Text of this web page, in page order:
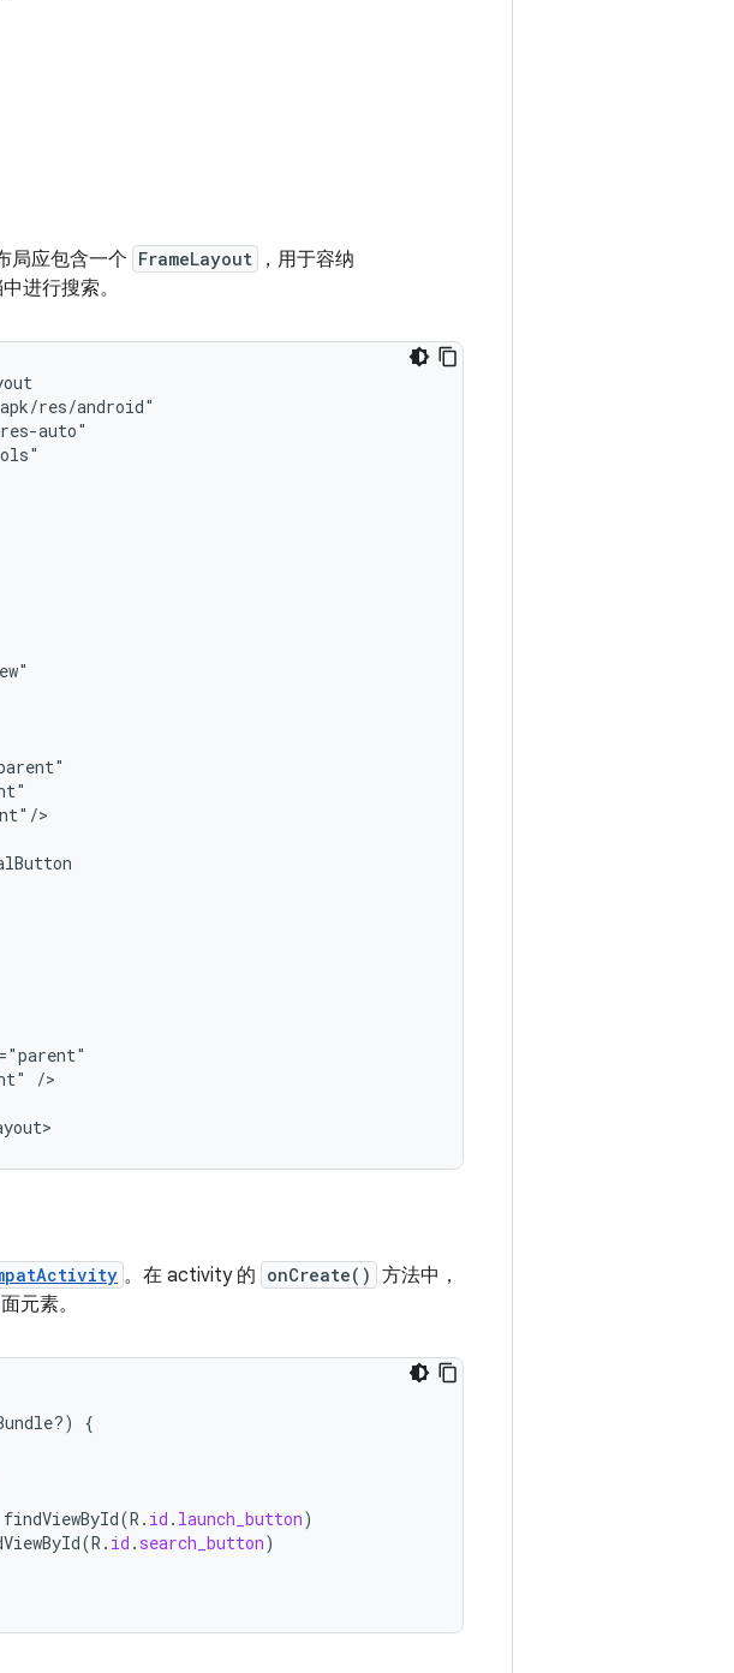
局应包含一个 FrameLayout ，用于容纳
进行搜索。
>
/>
。在 activity 的 onCreate() 方法中，
元素。
{
findViewById(R . id . launch_button)
(R . id . search_button)